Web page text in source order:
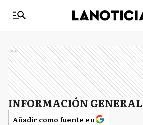
Ads
INFORMACIÓN GENERAL
Añadir como fuente en